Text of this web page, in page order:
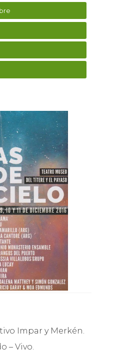
Impar y Merkén.
– Vivo.